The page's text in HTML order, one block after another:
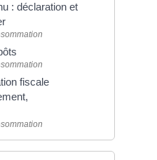
: déclaration et
fiscale